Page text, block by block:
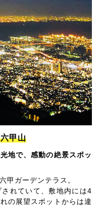
甲山
地で、感動の絶景スポッ
甲ガーデンテラス。
れていて、敷地内には4
の展望スポットからは違